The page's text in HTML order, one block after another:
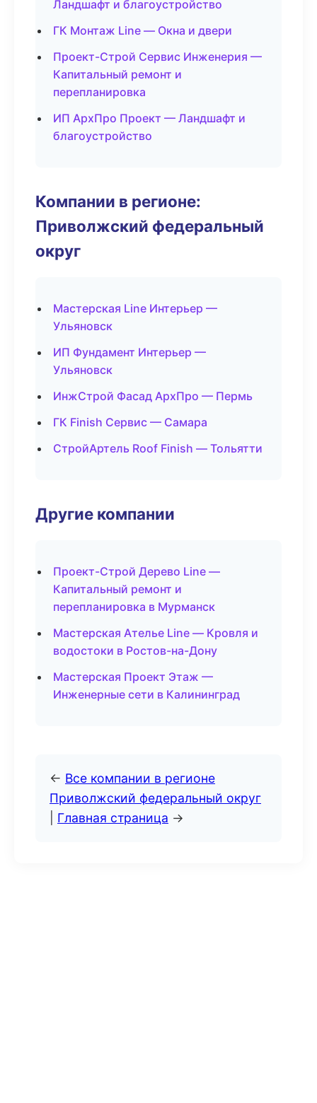
Ландшафт и благоустройство
ГК Монтаж Line — Окна и двери
Проект-Строй Сервис Инженерия —
Капитальный ремонт и
перепланировка
ИП АрхПро Проект — Ландшафт и
благоустройство
Компании в регионе:
Приволжский федеральный
округ
Мастерская Line Интерьер —
Ульяновск
ИП Фундамент Интерьер —
Ульяновск
ИнжСтрой Фасад АрхПро — Пермь
ГК Finish Сервис — Самара
СтройАртель Roof Finish — Тольятти
Другие компании
Проект-Строй Дерево Line —
Капитальный ремонт и
перепланировка в Мурманск
Мастерская Ателье Line — Кровля и
водостоки в Ростов-на-Дону
Мастерская Проект Этаж —
Инженерные сети в Калининград
← Все компании в регионе
Приволжский федеральный округ
Главная страница →